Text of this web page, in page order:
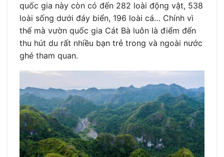
quốc gia này còn có đến 282 loài động vật, 538
loài sống dưới đáy biển, 196 loài cá… Chính vì
thế mà vườn quốc gia Cát Bà luôn là điểm đến
thu hút du rất nhiều bạn trẻ trong và ngoài nước
ghé tham quan.